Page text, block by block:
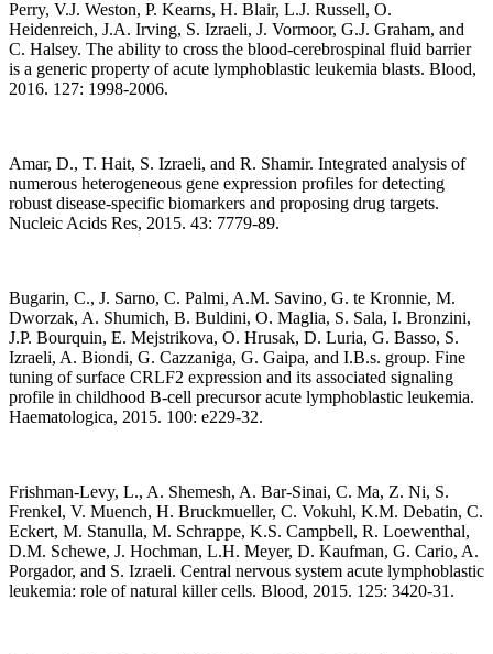
Perry, V.J. Weston, P. Kearns, H. Blair, L.J. Russell, O.
Heidenreich, J.A. Irving, S. Izraeli, J. Vormoor, G.J. Graham, and
C. Halsey. The ability to cross the blood-cerebrospinal fluid barrier
is a generic property of acute lymphoblastic leukemia blasts. Blood,
2016. 127: 1998-2006.
Amar, D., T. Hait, S. Izraeli, and R. Shamir. Integrated analysis of
numerous heterogeneous gene expression profiles for detecting
robust disease-specific biomarkers and proposing drug targets.
Nucleic Acids Res, 2015. 43: 7779-89.
Bugarin, C., J. Sarno, C. Palmi, A.M. Savino, G. te Kronnie, M.
Dworzak, A. Shumich, B. Buldini, O. Maglia, S. Sala, I. Bronzini,
J.P. Bourquin, E. Mejstrikova, O. Hrusak, D. Luria, G. Basso, S.
Izraeli, A. Biondi, G. Cazzaniga, G. Gaipa, and I.B.s. group. Fine
tuning of surface CRLF2 expression and its associated signaling
profile in childhood B-cell precursor acute lymphoblastic leukemia.
Haematologica, 2015. 100: e229-32.
Frishman-Levy, L., A. Shemesh, A. Bar-Sinai, C. Ma, Z. Ni, S.
Frenkel, V. Muench, H. Bruckmueller, C. Vokuhl, K.M. Debatin, C.
Eckert, M. Stanulla, M. Schrappe, K.S. Campbell, R. Loewenthal,
D.M. Schewe, J. Hochman, L.H. Meyer, D. Kaufman, G. Cario, A.
Porgador, and S. Izraeli. Central nervous system acute lymphoblastic
leukemia: role of natural killer cells. Blood, 2015. 125: 3420-31.